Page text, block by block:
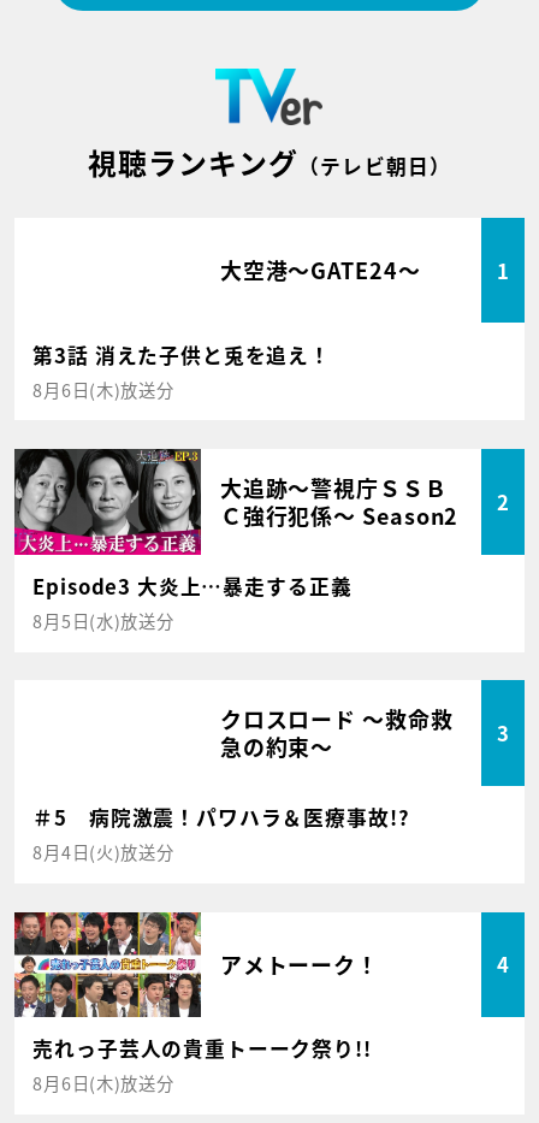
視聴ランキング （テレビ朝日）
大空港～GATE24～ 1
第3話 消えた子供と兎を追え！
8月6日(木)放送分
大追跡～警視庁ＳＳＢ
Ｃ強行犯係～ Season2
2
Episode3 大炎上…暴走する正義
8月5日(水)放送分
クロスロード ～救命救
急の約束～
3
＃5 病院激震！パワハラ＆医療事故!?
8月4日(火)放送分
アメトーーク！ 4
売れっ子芸人の貴重トーーク祭り!!
8月6日(木)放送分